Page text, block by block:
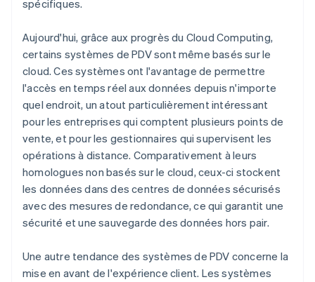
spécifiques.
Aujourd'hui, grâce aux progrès du Cloud Computing,
certains systèmes de PDV sont même basés sur le
cloud. Ces systèmes ont l'avantage de permettre
l'accès en temps réel aux données depuis n'importe
quel endroit, un atout particulièrement intéressant
pour les entreprises qui comptent plusieurs points de
vente, et pour les gestionnaires qui supervisent les
opérations à distance. Comparativement à leurs
homologues non basés sur le cloud, ceux-ci stockent
les données dans des centres de données sécurisés
avec des mesures de redondance, ce qui garantit une
sécurité et une sauvegarde des données hors pair.
Une autre tendance des systèmes de PDV concerne la
mise en avant de l'expérience client. Les systèmes